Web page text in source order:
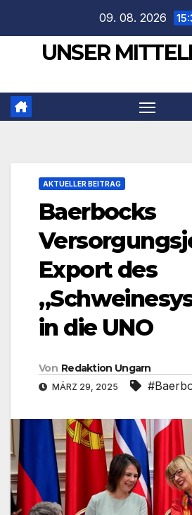
springen
09. 08. 2026
UNSER
AKTUELLER BEITRAG
Baerbocks
Export des
in die UNO
Von Redaktion Ungarn
MÄRZ 29, 2025